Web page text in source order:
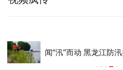
闻“汛”而动 黑龙江防